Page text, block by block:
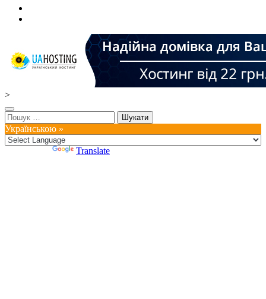
>
Пошук:
Українською »
Translate